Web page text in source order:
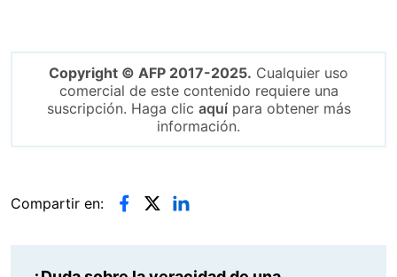
Copyright © AFP 2017-2025. Cualquier uso
comercial de este contenido requiere una
suscripción. Haga clic aquípara obtener más
información.
Compartir en: